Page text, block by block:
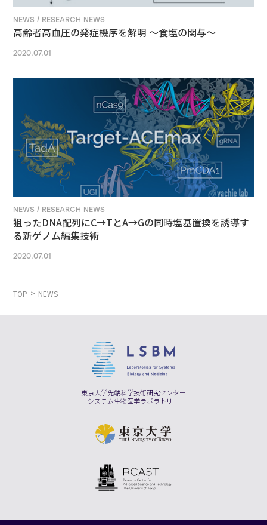
NEWS / RESEARCH NEWS
高齢者高血圧の発症機序を解明 ～食塩の関与～
2020.07.01
NEWS / RESEARCH NEWS
狙ったDNA配列にC→TとA→Gの同時塩基置換を誘導す
る新ゲノム編集技術
2020.07.01
TOP NEWS
東京大学先端科学技術研究センター
システム生物医学ラボラトリー